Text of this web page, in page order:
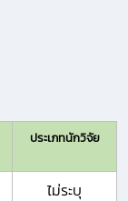
ประเภทนักวิจัย
ไม่ระบุ